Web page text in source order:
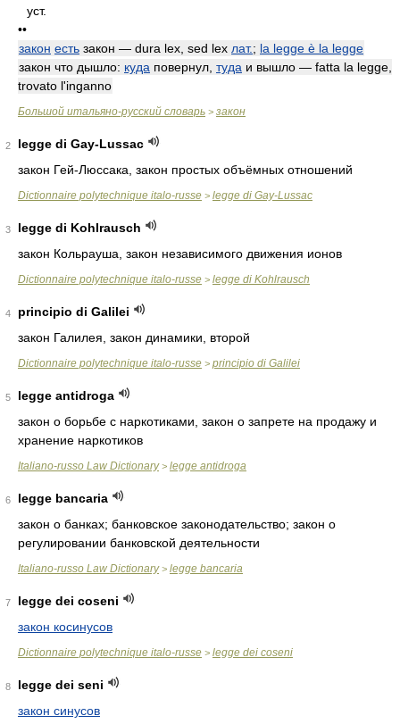
уст.
••
закон есть закон — dura lex, sed lex лат.; la legge è la legge
закон что дышло: куда повернул, туда и вышло — fatta la legge,
trovato l'inganno
Большой итальяно-русский словарь > закон
2
legge di Gay-Lussac
закон Гей-Люссака, закон простых объёмных отношений
Dictionnaire polytechnique italo-russe > legge di Gay-Lussac
3
legge di Kohlrausch
закон Кольрауша, закон независимого движения ионов
Dictionnaire polytechnique italo-russe > legge di Kohlrausch
4
principio di Galilei
закон Галилея, закон динамики, второй
Dictionnaire polytechnique italo-russe > principio di Galilei
5
legge antidroga
закон о борьбе с наркотиками, закон о запрете на продажу и
хранение наркотиков
Italiano-russo Law Dictionary> legge antidroga
6
legge bancaria
закон о банках; банковское законодательство; закон о
регулировании банковской деятельности
Italiano-russo Law Dictionary> legge bancaria
7
legge dei coseni
закон косинусов
Dictionnaire polytechnique italo-russe > legge dei coseni
8
legge dei seni
закон синусов